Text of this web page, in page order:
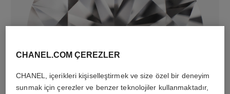
pırlantalar
CHANEL.COM ÇEREZLER
CHANEL, içerikleri kişiselleştirmek ve size özel bir deneyim
sunmak için çerezler ve benzer teknolojiler kullanmaktadır,